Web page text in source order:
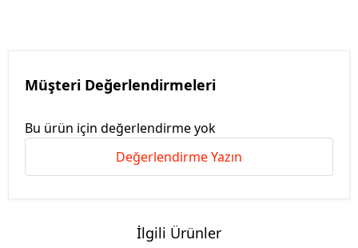
Müşteri Değerlendirmeleri
Bu ürün için değerlendirme yok
Değerlendirme Yazın
İlgili Ürünler